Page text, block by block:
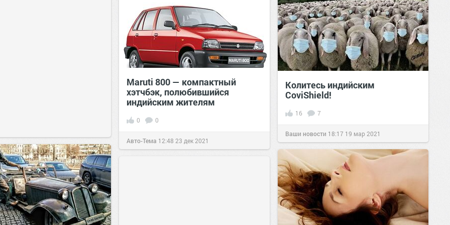
Maruti 800 — компактный
хэтчбэк, полюбившийся
индийским жителям
0 0
Авто-Тема 12:48 23 дек 2021
Колитесь индийским
CoviShield!
16 7
Ваши новости 18:17 19 мар 2021